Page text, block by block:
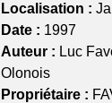
Localisation :
Date : 1997
Auteur : Luc
Olonois
Propriétaire :